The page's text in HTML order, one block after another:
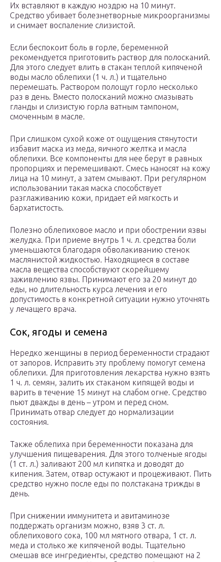
Их вставляют в каждую ноздрю на 10 минут.
Средство убивает болезнетворные микроорганизмы
и снимает воспаление слизистой.
Если беспокоит боль в горле, беременной
рекомендуется приготовить раствор для полосканий.
Для этого следует влить в стакан теплой кипяченой
воды масло облепихи (1 ч. л.) и тщательно
перемешать. Раствором полощут горло несколько
раз в день. Вместо полосканий можно смазывать
гланды и слизистую горла ватным тампоном,
смоченным в масле.
При слишком сухой коже от ощущения стянутости
избавит маска из меда, яичного желтка и масла
облепихи. Все компоненты для нее берут в равных
пропорциях и перемешивают. Смесь наносят на кожу
лица на 10 минут, а затем смывают. При регулярном
использовании такая маска способствует
разглаживанию кожи, придает ей мягкость и
бархатистость.
Полезно облепиховое масло и при обострении язвы
желудка. При приеме внутрь 1 ч. л. средства боли
уменьшаются благодаря обволакиванию стенок
маслянистой жидкостью. Находящиеся в составе
масла вещества способствуют скорейшему
заживлению язвы. Принимают его за 20 минут до
еды, но длительность курса лечения и его
допустимость в конкретной ситуации нужно уточнять
у лечащего врача.
Сок, ягоды и семена
Нередко женщины в период беременности страдают
от запоров. Исправить эту проблему помогут семена
облепихи. Для приготовления лекарства нужно взять
1 ч. л. семян, залить их стаканом кипящей воды и
варить в течение 15 минут на слабом огне. Средство
пьют дважды в день – утром и перед сном.
Принимать отвар следует до нормализации
состояния.
Также облепиха при беременности показана для
улучшения пищеварения. Для этого толченые ягоды
(1 ст. л.) заливают 200 мл кипятка и доводят до
кипения. Затем, отвар остужают и процеживают. Пить
средство нужно после еды по полстакана трижды в
день.
При снижении иммунитета и авитаминозе
поддержать организм можно, взяв 3 ст. л.
облепихового сока, 100 мл мятного отвара, 1 ст. л.
меда и столько же кипяченой воды. Тщательно
смешав все ингредиенты, средство помещают на 2